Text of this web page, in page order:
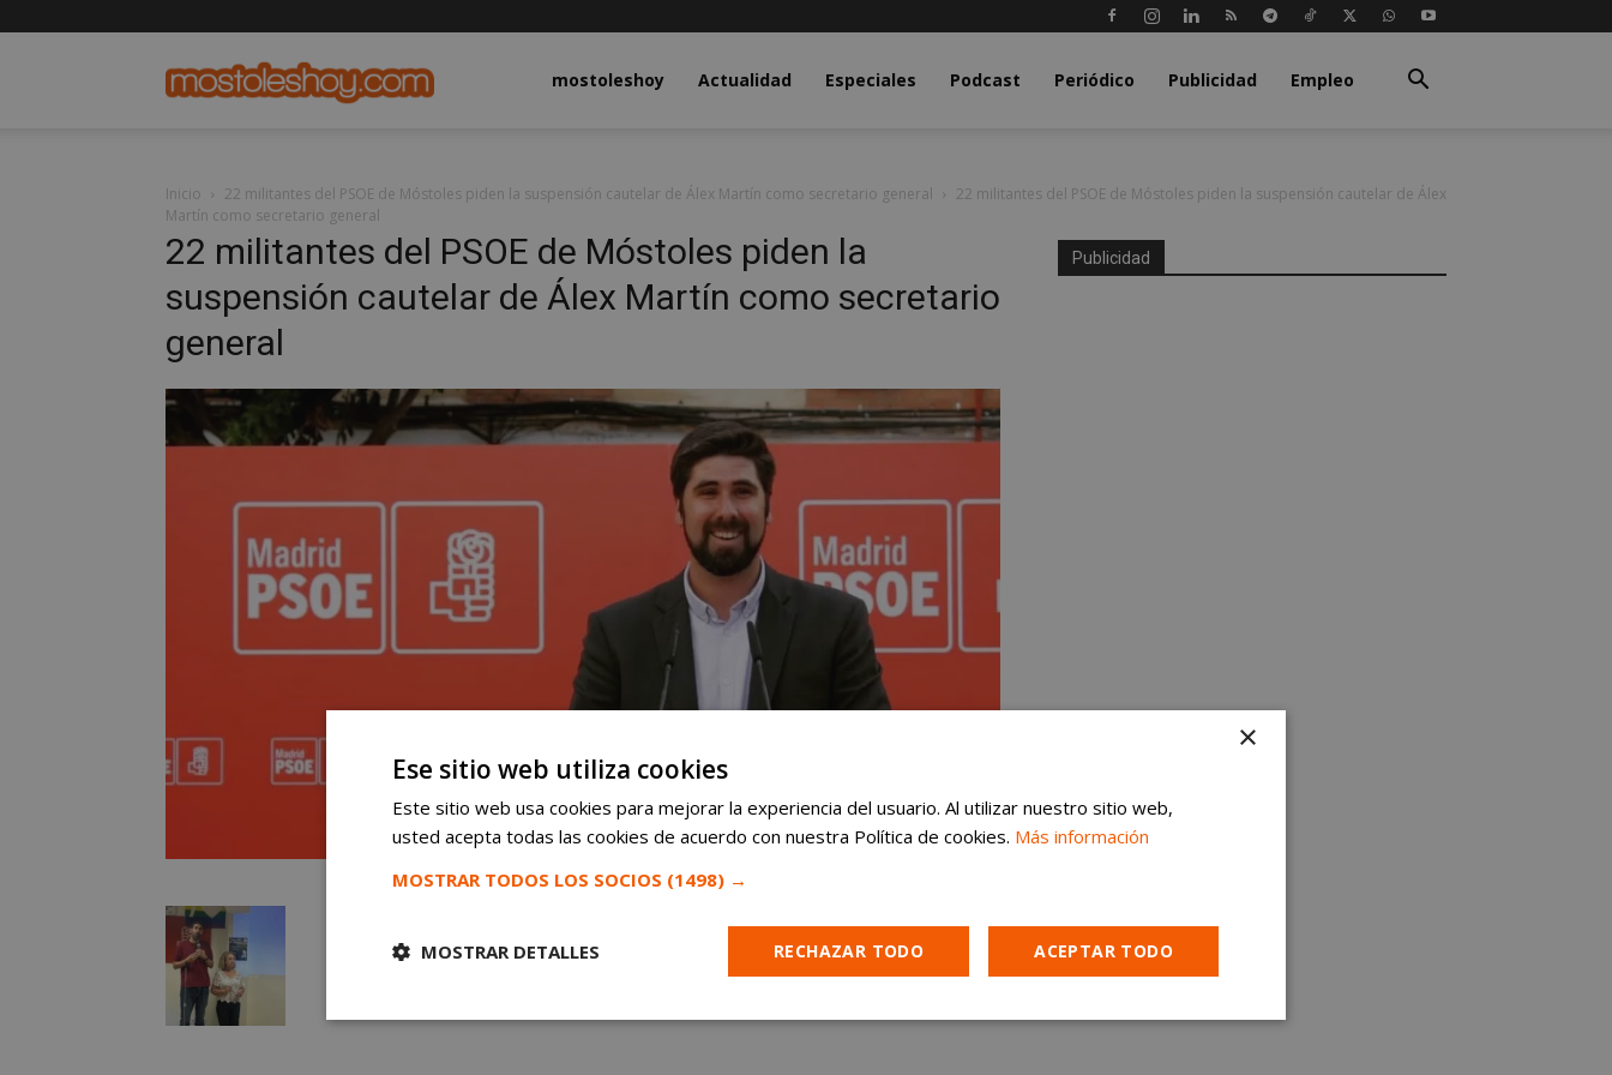
mostoleshoy.commostoleshoy Actualidad Especiales Podcast Periódico Publicidad Empleo
Inicio 22 militantes del PSOE de Móstoles piden la suspensión cautelar de Álex Martín como secretario general
22 militantes del PSOE de Móstoles piden la suspensión cautelar de Álex
Martín como secretario general
22 militantes del PSOE de Móstoles piden la
suspensión cautelar de Álex Martín como secretario
general
Publicidad
×
Ese sitio web utiliza cookies
Este sitio web usa cookies para mejorar la experiencia del usuario. Al utilizar nuestro sitio web,
usted acepta todas las cookies de acuerdo con nuestra Política de cookies. Más información
MOSTRAR TODOS LOS SOCIOS (1498) →
ACEPTAR TODO
RECHAZAR TODO
MOSTRAR DETALLES
Cookies
Cookies de
Cookies de
Cookies de
Cookies no